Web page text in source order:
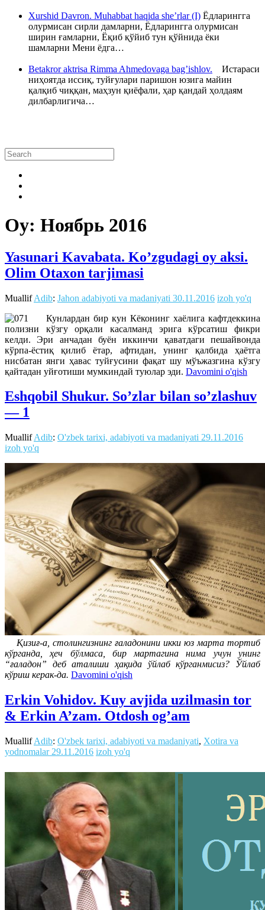
Xurshid Davron. Muhabbat haqida she’rlar (I) Ёдларингга
олурмисан сирли дамларни, Ёдларингга олурмисан
ширин ғамларни, Ёқиб қўйиб тун қўйнида ёки
шамларни Мени ёдга…
Betakror aktrisa Rimma Ahmedovaga bag’ishlov. Истараси
ниҳоятда иссиқ, туйғулари паришон юзига майин
қалқиб чиққан, маҳзун қиёфали, ҳар қандай ҳолдаям
дилбарлигича…
Oy: Ноябрь 2016
Yasunari Kavabata. Ko’zgudagi oy aksi.
Olim Otaxon tarjimasi
MuallifAdib: Jahon adabiyoti va madaniyati 30.11.2016 izoh yo'q
Кунлардан бир кун Кёконинг хаёлига кафтдеккина
полизни кўзгу орқали касалманд эрига кўрсатиш фикри
келди. Эри анчадан буён иккинчи қаватдаги пешайвонда
кўрпа-ёстиқ қилиб ётар, афтидан, унинг қалбида ҳаётга
нисбатан янги ҳавас туйғусини фақат шу мўъжазгина кўзгу
қайтадан уйғотиши мумкиндай туюлар эди. Davomini o'qish
Eshqobil Shukur. So’zlar bilan so’zlashuv
— 1
MuallifAdib: O'zbek tarixi, adabiyoti va madaniyati 29.11.2016
izoh yo'q
Қизиғ-а, столингизнинг ғаладонини икки юз марта тортиб
кўрганда, ҳеч бўлмаса, бир мартагина нима учун унинг
“ғаладон” деб аталиши ҳақида ўйлаб кўрганмисиз? Ўйлаб
кўриш керак-да. Davomini o'qish
Erkin Vohidov. Kuy avjida uzilmasin tor
& Erkin A’zam. Otdosh og’am
MuallifAdib: O'zbek tarixi, adabiyoti va madaniyati, Xotira va
yodnomalar 29.11.2016 izoh yo'q